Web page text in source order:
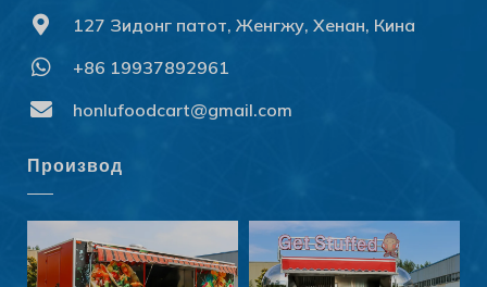
127 Зидонг патот, Женгжу, Хенан, Кина
+86 19937892961
honlufoodcart@gmail.com
Производ
Български
Slovenčina